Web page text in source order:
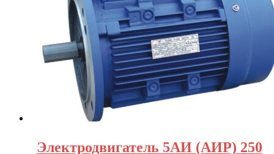
Электродвигатель 5АИ (АИР) 250